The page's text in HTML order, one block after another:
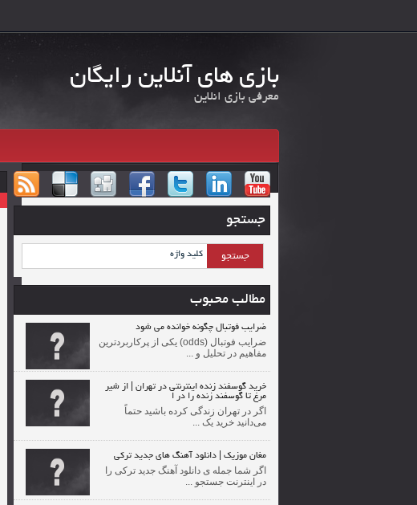
بازی های آنلاین رایگان
معرفی بازی انلاین
جستجو
مطالب محبوب
ضرایب فوتبال چگونه خوانده می شود
ضرایب فوتبال (odds) یکی از پرکاربردترین
مفاهیم در تحلیل و ...
خرید گوسفند زنده اینترنتی در تهران | از شیر
مرغ تا گوسفند زنده را در ا
اگر در تهران زندگی کرده باشید حتماً
می‌دانید خرید یک ...
مغان موزیک | دانلود آهنگ های جدید ترکی
اگر شما جمله ی دانلود آهنگ جدید ترکی را
در اینترنت جستجو ...